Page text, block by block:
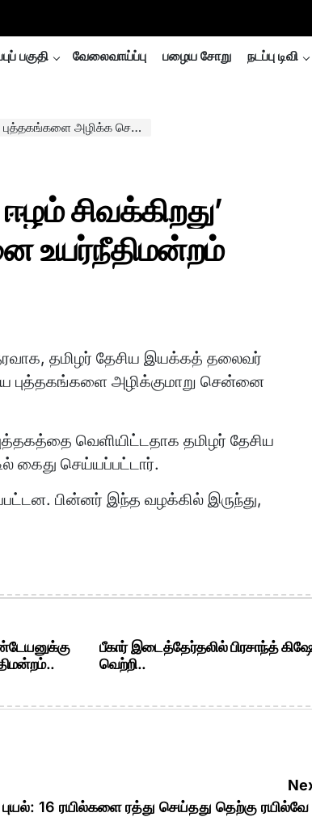
பகுதி வேலைவாய்ப்பு பழைய சோறு நடப்பு டிவி
சென்னை உயர்நீதிமன்றம் உத்தரவு..
சிவக்கிறது’
உயர்நீதிமன்றம்
தமிழர் தேசிய இயக்கத் தலைவர்
புத்தகங்களை அழிக்குமாறு சென்னை
வெளியிட்டதாக தமிழர் தேசிய
செய்யப்பட்டார்.
பின்னர் இந்த வழக்கில் இருந்து,
பீகார் இடைத்தேர்தலில் பிரசாந்த்
வெற்றி..
16 ரயில்களை ரத்து செய்தது தெற்கு